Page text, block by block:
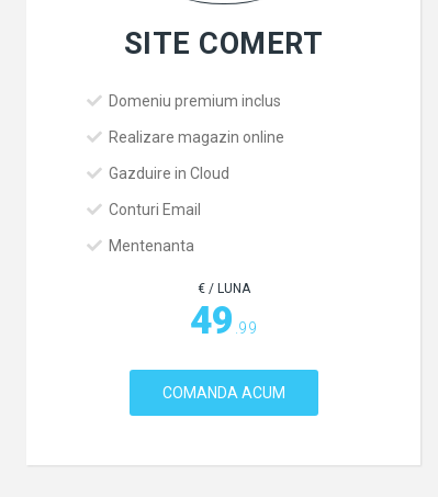
SITE COMERT
Domeniu premium inclus
Realizare magazin online
Gazduire in Cloud
Conturi Email
Mentenanta
€ / LUNA
49 .99
COMANDA ACUM